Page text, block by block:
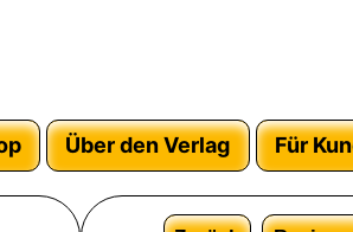
Über den Verlag Für